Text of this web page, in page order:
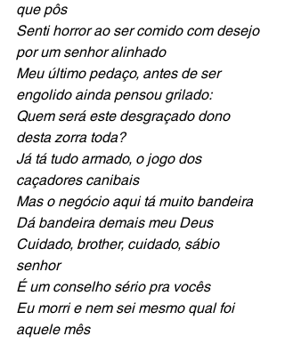
que pôs
Senti horror ao ser comido com desejo
por um senhor alinhado
Meu último pedaço, antes de ser
engolido ainda pensou grilado:
Quem será este desgraçado dono
desta zorra toda?
Já tá tudo armado, o jogo dos
caçadores canibais
Mas o negócio aqui tá muito bandeira
Dá bandeira demais meu Deus
Cuidado, brother, cuidado, sábio
senhor
É um conselho sério pra vocês
Eu morri e nem sei mesmo qual foi
aquele mês